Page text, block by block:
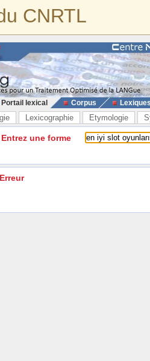
CNRTL
Portail lexical Corpus
Lexicographie Etymologie
Entrez une forme
Erreur